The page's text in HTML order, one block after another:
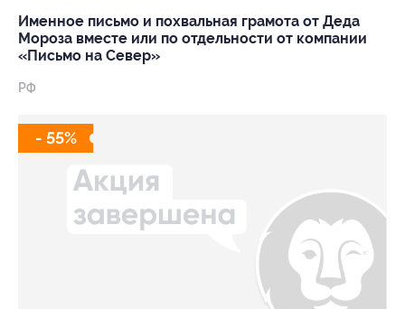
Именное письмо и похвальная грамота от Деда
Мороза вместе или по отдельности от компании
«Письмо на Север»
РФ
- 55%